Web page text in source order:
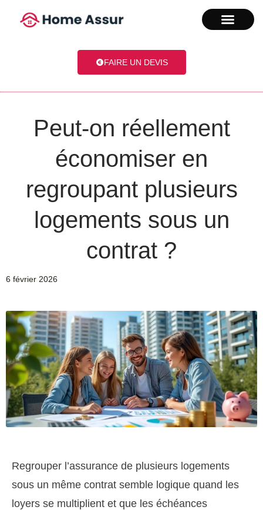
FAIRE UN DEVIS
Peut-on réellement
économiser en
regroupant plusieurs
logements sous un
contrat ?
6 février 2026
Regrouper l’assurance de plusieurs logements
sous un même contrat semble logique quand les
loyers se multiplient et que les échéances